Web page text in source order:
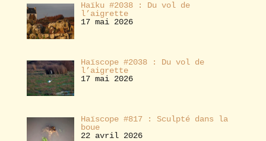
Haïku #2038 : Du vol de
l’aigrette
17 mai 2026
Haïscope #2038 : Du vol de
l’aigrette
17 mai 2026
Haïscope #817 : Sculpté dans la
boue
22 avril 2026